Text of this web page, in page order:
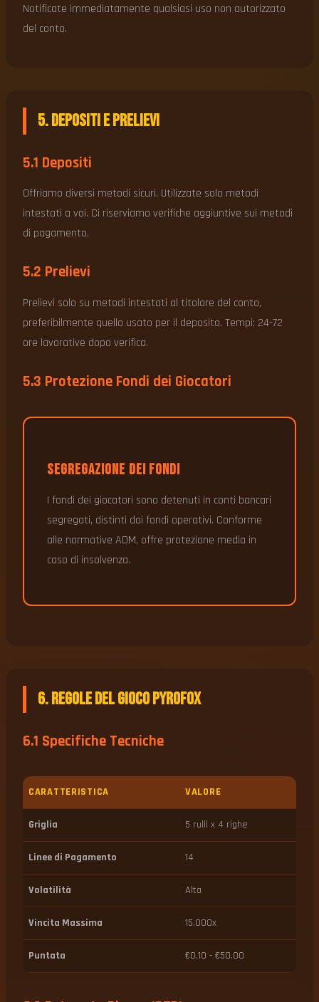
Notificate immediatamente qualsiasi uso non autorizzato
del conto.
5. Depositi e Prelievi
5.1 Depositi
Offriamo diversi metodi sicuri. Utilizzate solo metodi
intestati a voi. Ci riserviamo verifiche aggiuntive sui metodi
di pagamento.
5.2 Prelievi
Prelievi solo su metodi intestati al titolare del conto,
preferibilmente quello usato per il deposito. Tempi: 24-72
ore lavorative dopo verifica.
5.3 Protezione Fondi dei Giocatori
Segregazione dei Fondi
I fondi dei giocatori sono detenuti in conti bancari
segregati, distinti dai fondi operativi. Conforme
alle normative ADM, offre protezione media in
caso di insolvenza.
6. Regole del Gioco PyroFox
6.1 Specifiche Tecniche
CARATTERISTICA VALORE
Griglia 5 rulli x 4 righe
Linee di Pagamento 14
Volatilità Alta
Vincita Massima 15.000x
Puntata €0.10 - €50.00